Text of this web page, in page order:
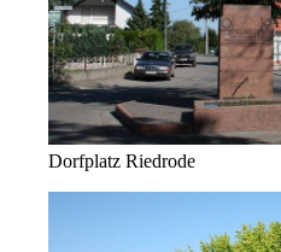
Dorfplatz Riedrode